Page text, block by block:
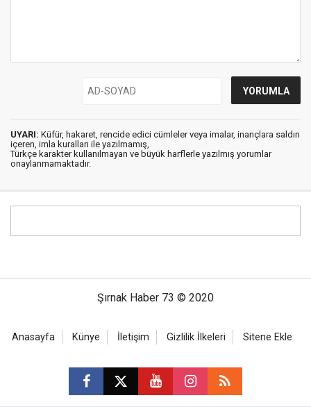
UYARI: Küfür, hakaret, rencide edici cümleler veya imalar, inançlara saldırı
içeren, imla kuralları ile yazılmamış,
Türkçe karakter kullanılmayan ve büyük harflerle yazılmış yorumlar
onaylanmamaktadır.
Şırnak Haber 73 © 2020
Anasayfa Künye İletişim Gizlilik İlkeleri Sitene Ekle